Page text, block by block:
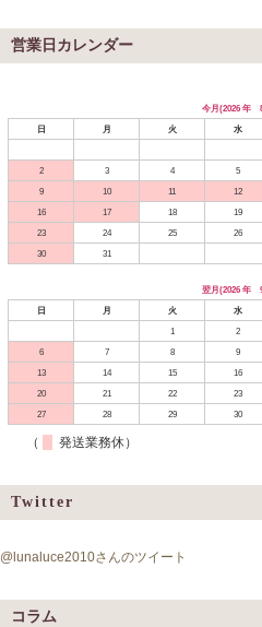
営業日カレンダー
今月(2026 年
日
月 火 水
2
3 4 5
9
10 11 12
16
17 18 19
23
24 25 26
30
31
翌月(2026 年
日
月 火 水
1
2
6
7 8 9
13
14 15 16
20
21 22 23
27
28 29 30
（ 発送業務休）
Twitter
@lunaluce2010さんのツイート
コラム